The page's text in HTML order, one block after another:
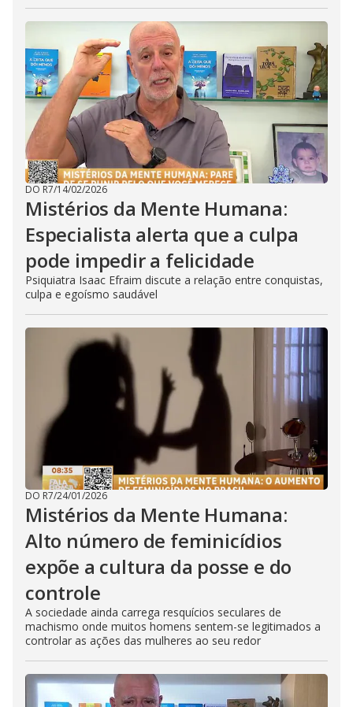
DO R7/14/02/2026
Mistérios da Mente Humana:
Especialista alerta que a culpa
pode impedir a felicidade
Psiquiatra Isaac Efraim discute a relação entre conquistas,
culpa e egoísmo saudável
DO R7/24/01/2026
Mistérios da Mente Humana:
Alto número de feminicídios
expõe a cultura da posse e do
controle
A sociedade ainda carrega resquícios seculares de
machismo onde muitos homens sentem-se legitimados a
controlar as ações das mulheres ao seu redor